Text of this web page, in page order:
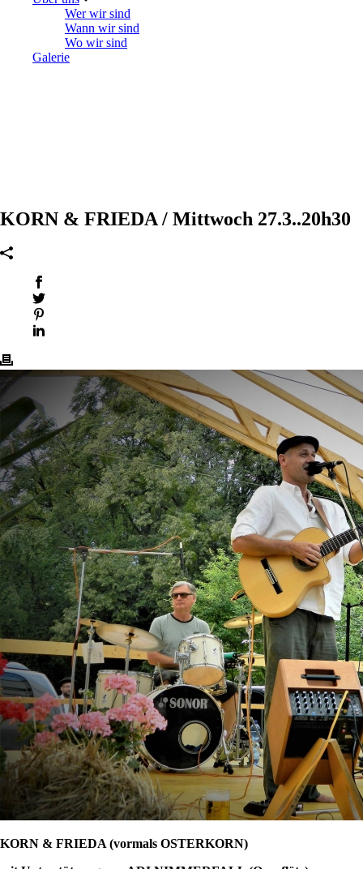
Wer wir sind
Wann wir sind
Wo wir sind
Galerie
KORN & FRIEDA / Mittwoch 27.3..20h30
KORN & FRIEDA (vormals OSTERKORN)